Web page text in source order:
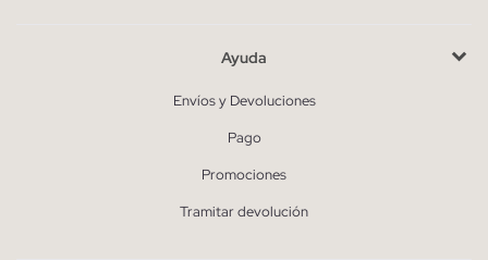
Ayuda
Envíos y Devoluciones
Pago
Promociones
Tramitar devolución